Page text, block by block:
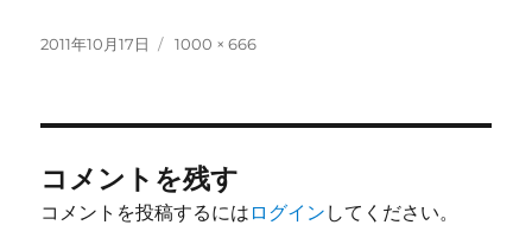
投
2011年10月17日
フ
1000 × 666
コメントを残す
コメントを投稿するには ログイン してください。